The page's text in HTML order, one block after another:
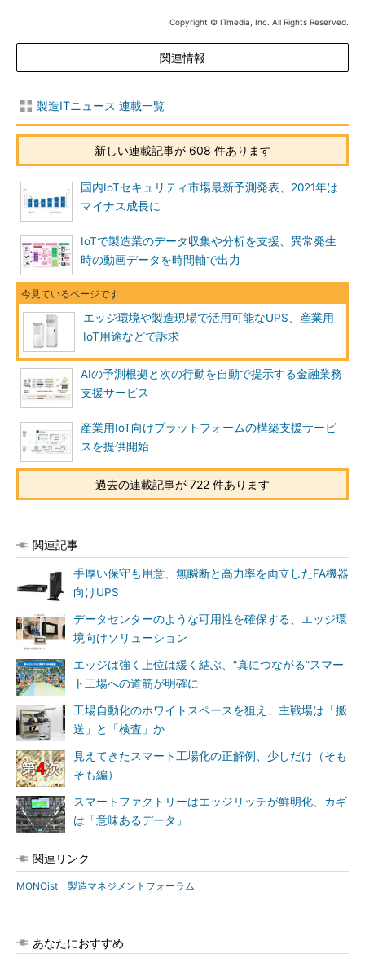
Copyright © ITmedia, Inc. All Rights Reserved.
関連情報
製造ITニュース 連載一覧
新しい連載記事が 608 件あります
国内IoTセキュリティ市場最新予測発表、2021年は
マイナス成長に
IoTで製造業のデータ収集や分析を支援、異常発生
時の動画データを時間軸で出力
エッジ環境や製造現場で活用可能なUPS、産業用
IoT用途などで訴求
AIの予測根拠と次の行動を自動で提示する金融業務
支援サービス
産業用IoT向けプラットフォームの構築支援サービ
スを提供開始
過去の連載記事が 722 件あります
関連記事
手厚い保守も用意、無瞬断と高力率を両立したFA機器
向けUPS
データセンターのような可用性を確保する、エッジ環
境向けソリューション
エッジは強く上位は緩く結ぶ、“真につながる”スマー
ト工場への道筋が明確に
工場自動化のホワイトスペースを狙え、主戦場は「搬
送」と「検査」か
見えてきたスマート工場化の正解例、少しだけ（そも
そも編）
スマートファクトリーはエッジリッチが鮮明化、カギ
は「意味あるデータ」
関連リンク
MONOist 製造マネジメントフォーラム
あなたにおすすめ